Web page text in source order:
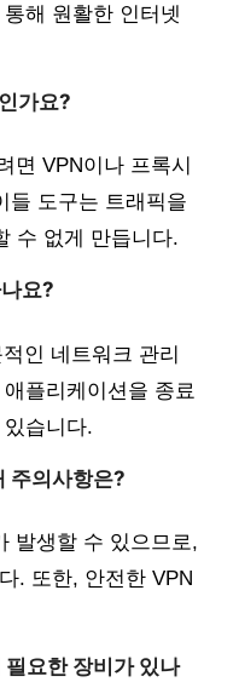
해 원활한 인터넷
가요?
면 VPN이나 프록시
들 도구는 트래픽을
수 없게 만듭니다.
요?
인 네트워크 관리
플리케이션을 종료
습니다.
주의사항은?
발생할 수 있으므로,
. 또한, 안전한 VPN
요한 장비가 있나